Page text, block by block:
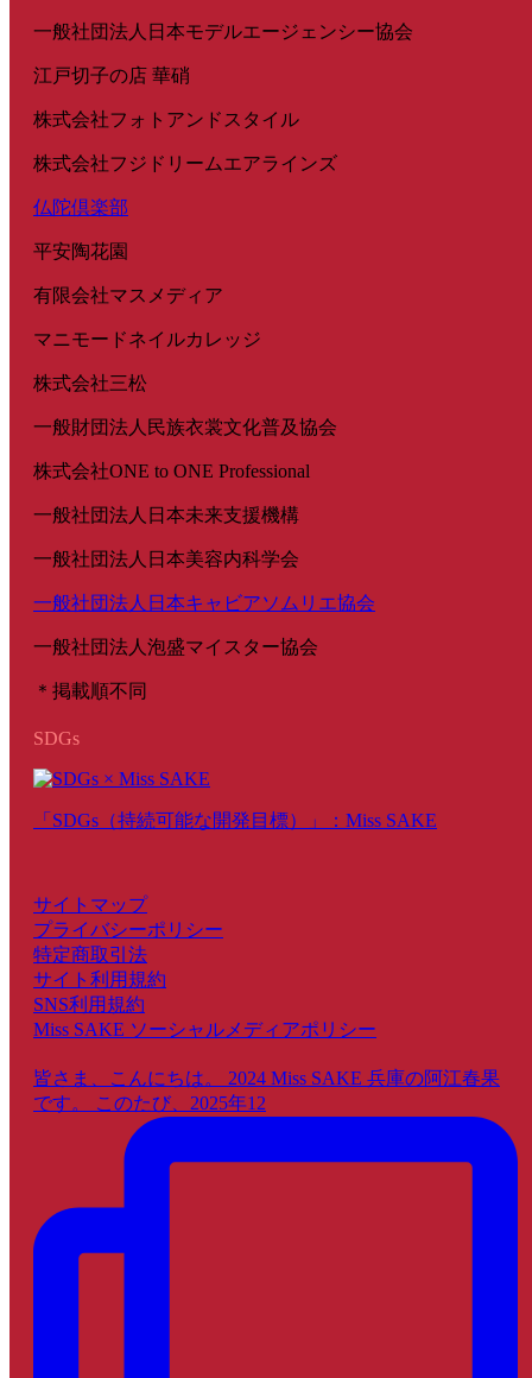
一般社団法人日本モデルエージェンシー協会
江戸切子の店 華硝
株式会社フォトアンドスタイル
株式会社フジドリームエアラインズ
仏陀倶楽部
平安陶花園
有限会社マスメディア
マニモードネイルカレッジ
株式会社三松
一般財団法人民族衣裳文化普及協会
株式会社ONE to ONE Professional
一般社団法人日本未来支援機構
一般社団法人日本美容内科学会
一般社団法人日本キャビアソムリエ協会
一般社団法人泡盛マイスター協会
＊掲載順不同
SDGs
「SDGs（持続可能な開発目標）」：Miss SAKE
サイトマップ
プライバシーポリシー
特定商取引法
サイト利用規約
SNS利用規約
Miss SAKE ソーシャルメディアポリシー
皆さま、こんにちは。 2024 Miss SAKE 兵庫の阿江春果
です。 このたび、2025年12